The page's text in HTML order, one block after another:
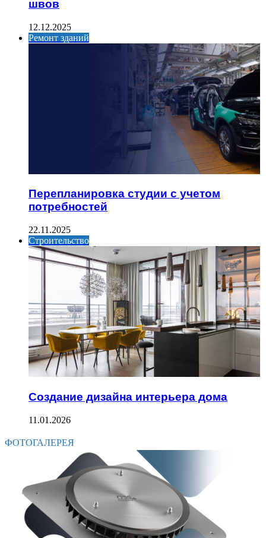
швов
12.12.2025
Ремонт зданий
Перепланировка студии с учетом
потребностей
22.11.2025
Строительство
Создание дизайна интерьера дома
11.01.2026
ФОТОГАЛЕРЕЯ